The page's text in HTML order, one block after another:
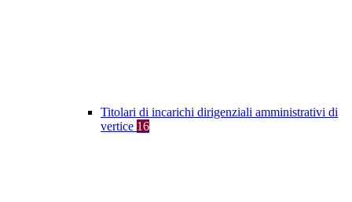
Titolari di incarichi dirigenziali amministrativi di
vertice 16